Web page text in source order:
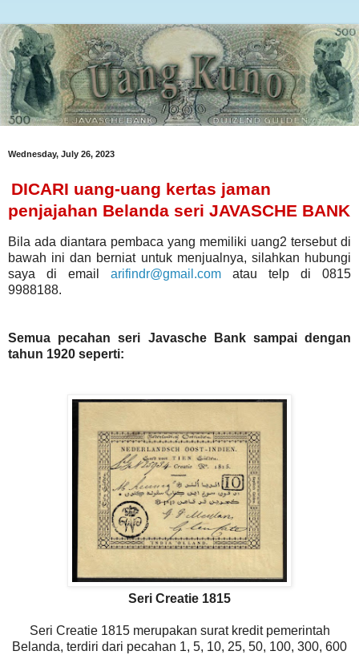
Wednesday, July 26, 2023
DICARI uang-uang kertas jaman
penjajahan Belanda seri JAVASCHE BANK
Bila ada diantara pembaca yang memiliki uang2 tersebut di
bawah ini dan berniat untuk menjualnya, silahkan hubungi
saya di email arifindr@gmail.com atau telp di 0815
9988188.
Semua pecahan seri Javasche Bank sampai dengan
tahun 1920 seperti:
Seri Creatie 1815
Seri Creatie 1815 merupakan surat kredit pemerintah
Belanda, terdiri dari pecahan 1, 5, 10, 25, 50, 100, 300, 600